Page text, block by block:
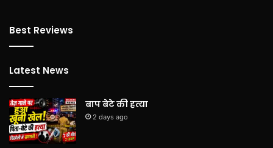
Best Reviews
Latest News
बाप बेटे की हत्या
2 days ago